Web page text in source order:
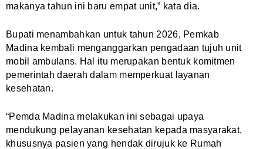
makanya tahun ini baru empat unit,” kata dia.
Bupati menambahkan untuk tahun 2026, Pemkab
Madina kembali menganggarkan pengadaan tujuh unit
mobil ambulans. Hal itu merupakan bentuk komitmen
pemerintah daerah dalam memperkuat layanan
kesehatan.
“Pemda Madina melakukan ini sebagai upaya
mendukung pelayanan kesehatan kepada masyarakat,
khususnya pasien yang hendak dirujuk ke Rumah